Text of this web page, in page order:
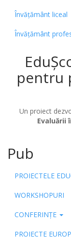
Învățământ liceal
Învățământ
pentru
Un proiect
Evaluării
Pub
PROIECTELE
WORKSHOPURI
CONFERINȚE
PROIECTE